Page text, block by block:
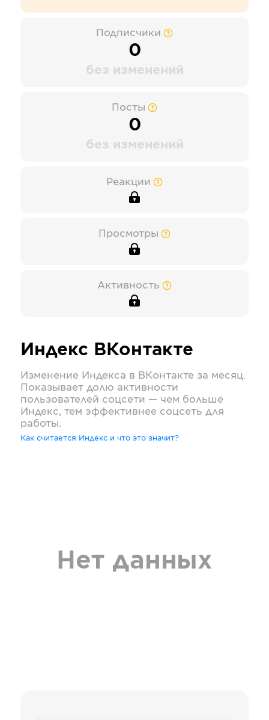
Подписчики
0
без изменений
Посты
0
без изменений
Реакции
Просмотры
Активность
Индекс ВКонтакте
Изменение Индекса в ВКонтакте за месяц.
Показывает долю активности
пользователей соцсети — чем больше
Индекс, тем эффективнее соцсеть для
работы.
Как считается Индекс и что это значит?
Нет данных